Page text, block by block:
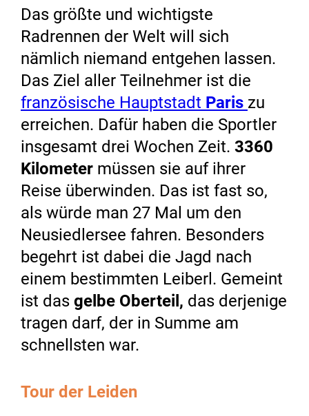
Das größte und wichtigste
Radrennen der Welt will sich
nämlich niemand entgehen lassen.
Das Ziel aller Teilnehmer ist die
französische Hauptstadt Paris zu
erreichen. Dafür haben die Sportler
insgesamt drei Wochen Zeit. 3360
Kilometer müssen sie auf ihrer
Reise überwinden. Das ist fast so,
als würde man 27 Mal um den
Neusiedlersee fahren. Besonders
begehrt ist dabei die Jagd nach
einem bestimmten Leiberl. Gemeint
ist das gelbe Oberteil, das derjenige
tragen darf, der in Summe am
schnellsten war.
Tour der Leiden